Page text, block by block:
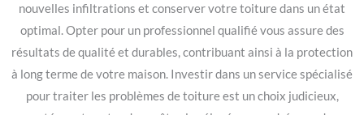
nouvelles infiltrations et conserver votre toiture dans un état
optimal. Opter pour un professionnel qualifié vous assure des
résultats de qualité et durables, contribuant ainsi à la protection
à long terme de votre maison. Investir dans un service spécialisé
pour traiter les problèmes de toiture est un choix judicieux,